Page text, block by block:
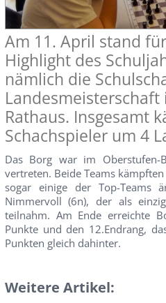
Am 11. April stand
Highlight des
nämlich die
Rathaus. Insgesamt
Schachspieler um 4
Das Borg war im Oberstufen-
vertreten. Beide Teams
sogar einige der Top-Teams
Nimmervoll (6n), der als
teilnahm. Am Ende erreichte
Punkte und den 12.Endrang,
Punkten gleich dahinter.
Weitere Artikel: